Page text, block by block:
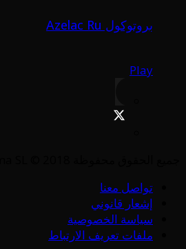
بروتوكول Azelac Ru
Play
تواصل معنا
إشعار قانوني
سياسة الخصوصية
ملفات تعريف الارتباط